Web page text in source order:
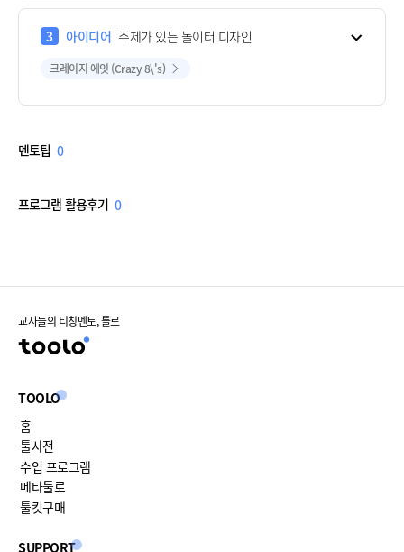
3 아이디어 주제가 있는 놀이터 디자인
크레이지 에잇 (Crazy 8\'s)
멘토팁 0
프로그램 활용후기 0
교사들의 티칭멘토, 툴로
TOOLO
홈
툴사전
수업 프로그램
메타툴로
툴킷구매
SUPPORT